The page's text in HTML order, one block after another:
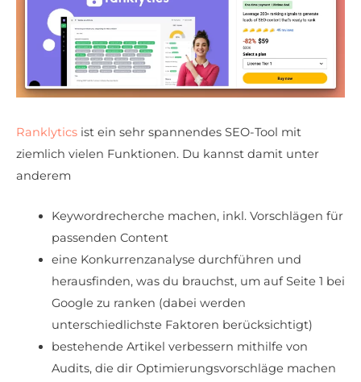
Ranklytics ist ein sehr spannendes SEO-Tool mit
ziemlich vielen Funktionen. Du kannst damit unter
anderem
Keywordrecherche machen, inkl. Vorschlägen für
passenden Content
eine Konkurrenzanalyse durchführen und
herausfinden, was du brauchst, um auf Seite 1 bei
Google zu ranken (dabei werden
unterschiedlichste Faktoren berücksichtigt)
bestehende Artikel verbessern mithilfe von
Audits, die dir Optimierungsvorschläge machen